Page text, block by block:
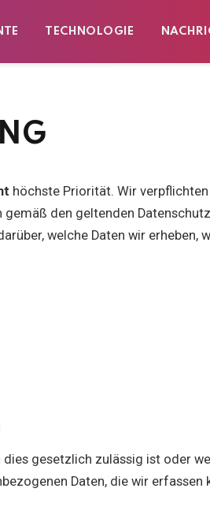
TECHNOLOGIE
höchste Priorität. Wir verpflichten
gemäß den geltenden
welche Daten wir erheben,
gesetzlich zulässig ist oder
Daten, die wir erfassen